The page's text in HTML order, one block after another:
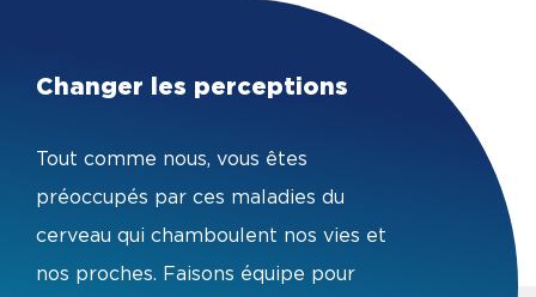
Changer les perceptions
Tout comme nous, vous êtes
préoccupés par ces maladies du
cerveau qui chamboulent nos vies et
nos proches. Faisons équipe pour